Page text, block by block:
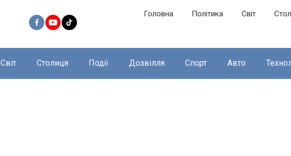
Головна Політика Світ
Світ Столиця Події Дозвілля Спорт Авто